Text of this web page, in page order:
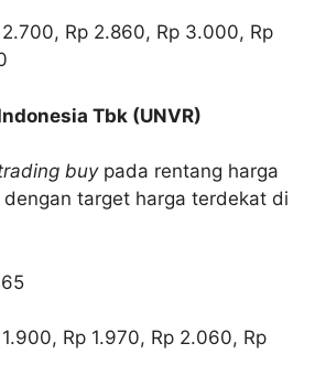
2.700, Rp 2.860, Rp 3.000, Rp
Tbk (UNVR)
buypada rentang harga
dengan target harga terdekat di
1.900, Rp 1.970, Rp 2.060, Rp